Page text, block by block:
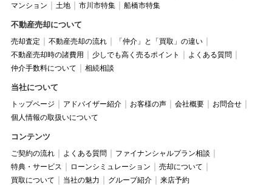
マンション
土地 市川市特集 船橋市特集
不動産売却について
売却査定 不動産売却の流れ
「仲介」と「買取」の違い
不動産売却時の諸費用
少しでも高く売るポイント
よくある質問
仲介手数料について
相続相談
当社について
トップページ アドバイザー紹介 お客様の声 会社概要
お問合せ
個人情報の取扱いについて
コンテンツ
ご契約の流れ よくある質問
ファイナンシャルプラン相談
特典・サービス
ローンシミュレーション
売却について
買取について
当社の魅力 グループ紹介 来店予約